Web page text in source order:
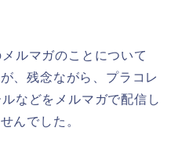
ルマガのことについて
、残念ながら、プラコレ
などをメルマガで配信し
んでした。